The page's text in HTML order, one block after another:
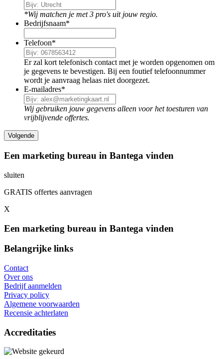
*Wij matchen je met 3 pro's uit jouw regio.
Bedrijfsnaam*
Telefoon*
Er zal kort telefonisch contact met je worden opgenomen om
je gegevens te bevestigen. Bij een foutief telefoonnummer
wordt je aanvraag helaas niet doorgezet.
E-mailadres*
Wij gebruiken jouw gegevens alleen voor het toesturen van
vrijblijvende offertes.
Een marketing bureau in Bantega vinden
sluiten
GRATIS offertes aanvragen
X
Een marketing bureau in Bantega vinden
Belangrijke links
Contact
Over ons
Bedrijf aanmelden
Privacy policy
Algemene voorwaarden
Recensie achterlaten
Accreditaties